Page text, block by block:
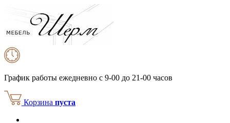
График работы ежедневно с 9-00 до 21-00 часов
Корзина пуста